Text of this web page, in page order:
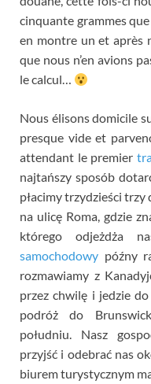
cinquante grammes
en montre un et après
que nous n’en avions
le calcul…
Nous élisons domicile
presque vide et
attendant le premier
najtańszy sposób
płacimy trzydzieści trzy
na ulicę Roma, gdzie
którego odjeżdża
samochodowy późny
rozmawiamy z
przez chwilę i jedzie
podróż do
południu. Nasz
przyjść i odebrać nas
biurem turystycznym